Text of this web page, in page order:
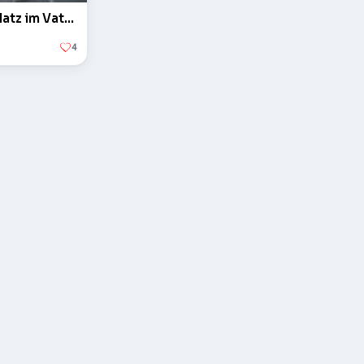
Der Obelisk auf dem Petersplatz im Vatikan
4